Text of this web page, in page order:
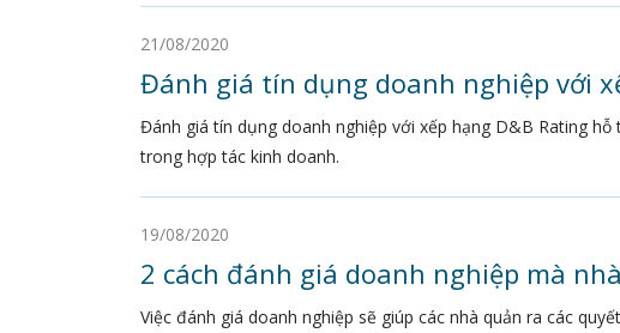
21/08/2020
Đánh giá tín dụng doanh nghiệp với
Đánh giá tín dụng doanh nghiệp với xếp hạng D&B Rating
trong hợp tác kinh doanh.
19/08/2020
2 cách đánh giá doanh nghiệp mà
Việc đánh giá doanh nghiệp sẽ giúp các nhà quản ra các